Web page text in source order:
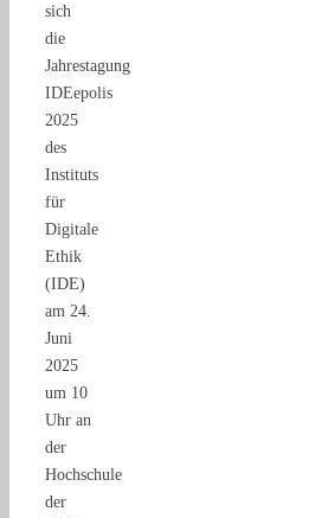
sich
die
Jahrestagung
IDEepolis
2025
des
Instituts
für
Digitale
Ethik
(IDE)
am 24.
Juni
2025
um 10
Uhr an
der
Hochschule
der